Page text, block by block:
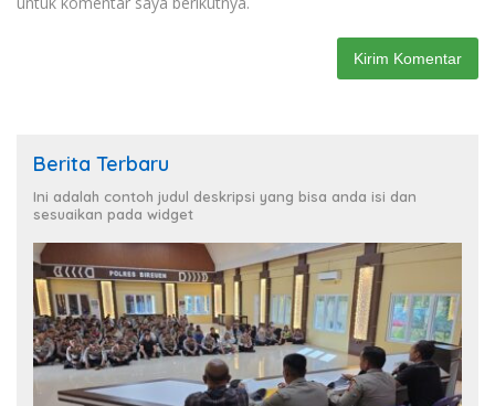
Berita Terbaru
Ini adalah contoh judul deskripsi yang bisa anda isi dan
sesuaikan pada widget